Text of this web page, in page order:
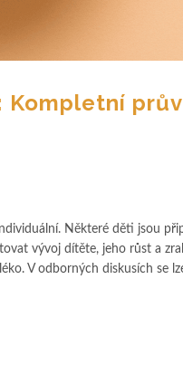
Kompletní
Některé děti jsou
vývoj dítěte, jeho růst a
V odborných diskusích se